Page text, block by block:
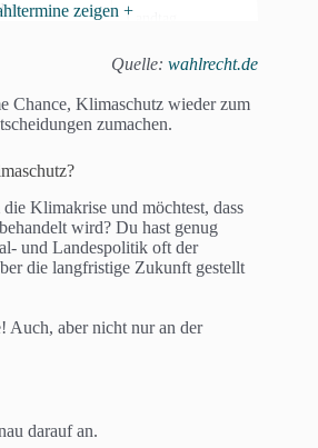
Landtag
Kreistage,
ersammlungen,
Gemeindevertretu
ngen, Ortsbeiräte
Pfalz
Anhalt Landtag
Kreistage,
Stadträte,
Gemeinderäte,
Ortsräte,
zeigen +
Quelle:wahlrecht.de
Chance, Klimaschutz wieder zum
zumachen.
Klimakrise und möchtest, dass
wird? Du hast genug
und Landespolitik oft der
die langfristige Zukunft gestellt
Auch, aber nicht nur an der
darauf an.